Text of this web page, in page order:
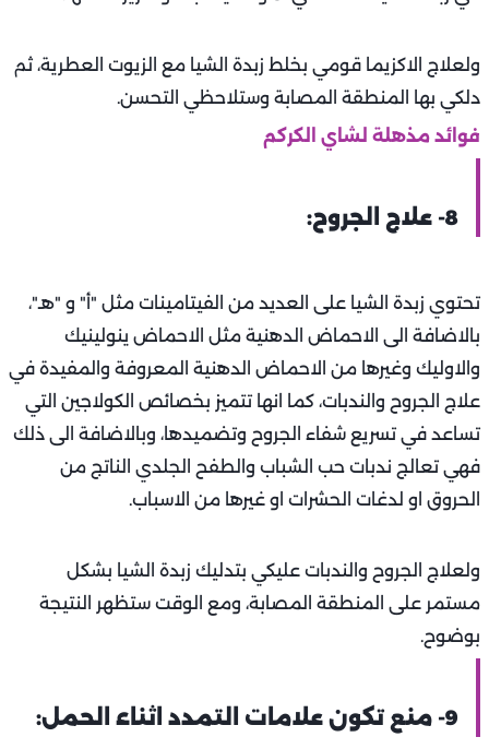
ولعلاج الاكزيما قومي بخلط زبدة الشيا مع الزيوت العطرية، ثم
دلكي بها المنطقة المصابة وستلاحظي التحسن.
فوائد مذهلة لشاي الكركم
8- علاج الجروح:
تحتوي زبدة الشيا على العديد من الفيتامينات مثل "أ" و "هـ"،
بالاضافة الى الاحماض الدهنية مثل الاحماض ينولينيك
والاوليك وغيرها من الاحماض الدهنية المعروفة والمفيدة في
علاج الجروح والندبات، كما انها تتميز بخصائص الكولاجين التي
تساعد في تسريع شفاء الجروح وتضميدها، وبالاضافة الى ذلك
فهي تعالج ندبات حب الشباب والطفح الجلدي الناتج من
الحروق او لدغات الحشرات او غيرها من الاسباب.
ولعلاج الجروح والندبات عليكي بتدليك زبدة الشيا بشكل
مستمر على المنطقة المصابة، ومع الوقت ستظهر النتيجة
بوضوح.
9- منع تكون علامات التمدد اثناء الحمل: